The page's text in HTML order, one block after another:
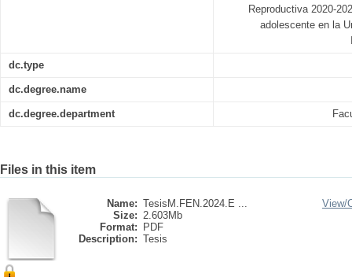
Reproductiva 2020-
adolescente en la
dc.type
dc.degree.name
dc.degree.department
Files in this item
Name: TesisM.FEN.2024.E ...
Size: 2.603Mb
Format:
PDF
Description: Tesis
View/